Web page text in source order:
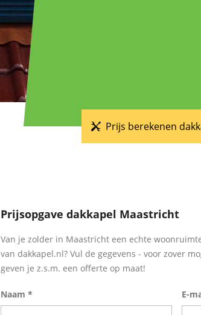
Prijs berekenen
Prijsopgave dakkapel Maastricht
Van je zolder in Maastricht een echte
van dakkapel.nl? Vul de gegevens - voor zover
geven je z.s.m. een offerte op maat!
Naam * E-